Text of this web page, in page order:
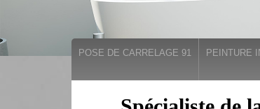
POSE DE CARRELAGE 91 PEINTURE